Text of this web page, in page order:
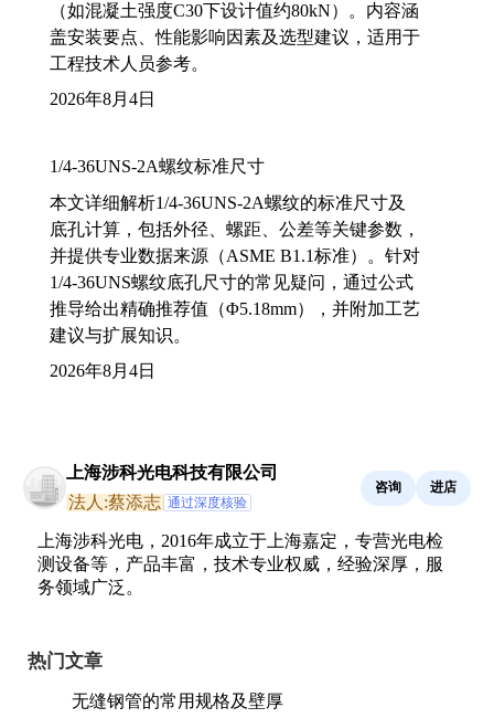
（如混凝土强度C30下设计值约80kN）。内容涵
盖安装要点、性能影响因素及选型建议，适用于
工程技术人员参考。
2026年8月4日
1/4-36UNS-2A螺纹标准尺寸
本文详细解析1/4-36UNS-2A螺纹的标准尺寸及
底孔计算，包括外径、螺距、公差等关键参数，
并提供专业数据来源（ASME B1.1标准）。针对
1/4-36UNS螺纹底孔尺寸的常见疑问，通过公式
推导给出精确推荐值（Φ5.18mm），并附加工艺
建议与扩展知识。
2026年8月4日
上海涉科光电科技有限公司
法人:蔡添志 通过深度核验
咨询 进店
上海涉科光电，2016年成立于上海嘉定，专营光电检
测设备等，产品丰富，技术专业权威，经验深厚，服
务领域广泛。
热门文章
无缝钢管的常用规格及壁厚